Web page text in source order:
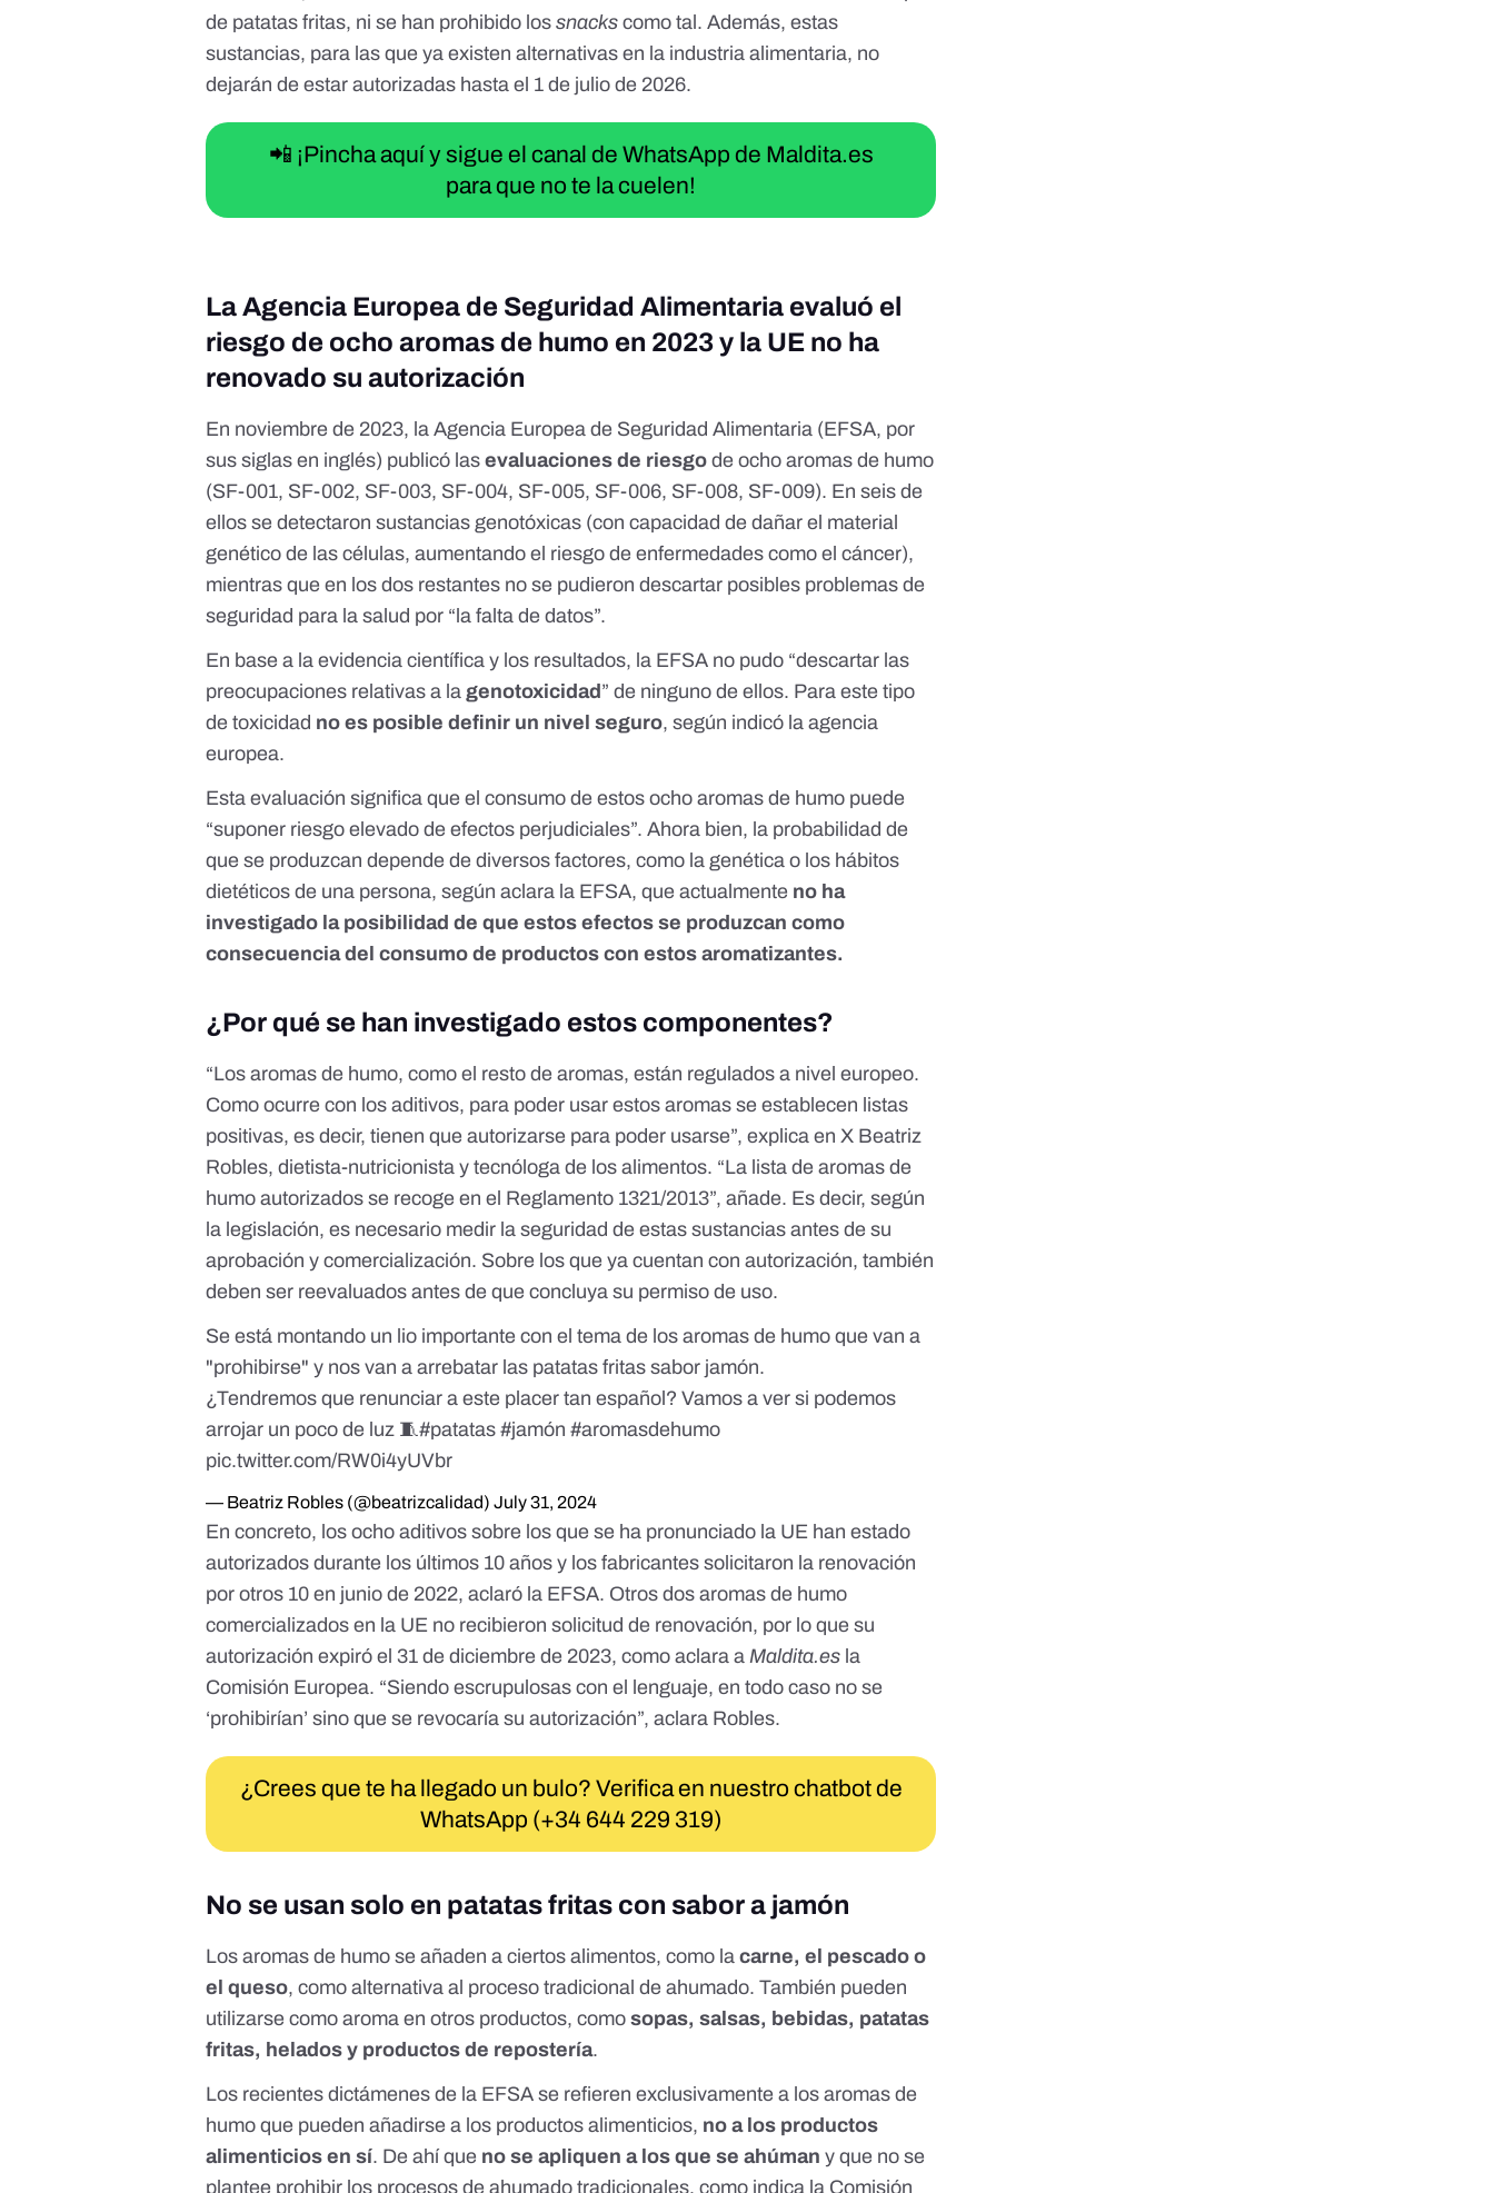
de patatas fritas, ni se han prohibido lossnackscomo tal. Además, estas
sustancias, para las que ya existen alternativas en la industria alimentaria, no
dejarán de estar autorizadas hasta el 1 de julio de 2026.
📲 ¡Pincha aquí y sigue el canal de WhatsApp de Maldita.es
para que no te la cuelen!
La Agencia Europea de Seguridad Alimentaria evaluó el
riesgo de ocho aromas de humo en 2023 y la UE no ha
renovado su autorización
En noviembre de 2023, la Agencia Europea de Seguridad Alimentaria (EFSA, por
sus siglas en inglés) publicó las evaluaciones de riesgode ochoaromas de humo
(SF-001, SF-002, SF-003, SF-004, SF-005, SF-006, SF-008, SF-009). En seis de
ellos se detectaron sustancias genotóxicas (con capacidad de dañar el material
genético de las células, aumentando el riesgo de enfermedades como el cáncer),
mientras que en los dos restantes no se pudieron descartar posibles problemas de
seguridad para la salud por “la falta de datos”.
En base a la evidencia científica y los resultados, la EFSA no pudo “descartar las
preocupaciones relativas a la genotoxicidad ” de ninguno de ellos. Para este tipo
de toxicidad no es posible definir un nivel seguro, según indicó la agencia
europea.
Esta evaluación significa que el consumo de estos ocho aromas de humo puede
“suponer riesgo elevado de efectos perjudiciales”. Ahora bien, la probabilidad de
que se produzcan depende de diversos factores, como la genética o los hábitos
dietéticos de una persona, según aclara la EFSA, que actualmente no ha
investigado la posibilidad de que estos efectos se produzcan como
consecuencia del consumo de productos con estos aromatizantes.
¿Por qué se han investigado estos componentes?
“Los aromas de humo, como el resto de aromas,están regulados a nivel europeo.
Como ocurre con los aditivos, para poder usar estos aromas se establecen listas
positivas, es decir, tienen que autorizarse para poder usarse”, explica en X Beatriz
Robles, dietista-nutricionista y tecnóloga de los alimentos. “La lista de aromas de
humo autorizados se recoge en el Reglamento 1321/2013”, añade. Es decir,según
la legislación, es necesario medir la seguridad de estas sustancias antes de su
aprobación y comercialización. Sobre los que ya cuentan con autorización, también
deben ser reevaluados antes de que concluya su permiso de uso.
Se está montando un lio importante con el tema de los aromas de humo que van a
"prohibirse" y nos van a arrebatar las patatas fritas sabor jamón.
¿Tendremos que renunciar a este placer tan español? Vamos a ver si podemos
arrojar un poco de luz 🧵#patatas #jamón #aromasdehumo
pic.twitter.com/RW0i4yUVbr
— Beatriz Robles (@beatrizcalidad)July 31, 2024
En concreto, los ocho aditivos sobre los que se ha pronunciado la UE han estado
autorizados durante los últimos 10 años y los fabricantes solicitaron la renovación
por otros 10 en junio de 2022,aclaró la EFSA. Otros dos aromas de humo
comercializados en la UE no recibieronsolicitud de renovación, por lo que su
autorización expiró el 31 de diciembre de 2023, como aclara aMaldita.es la
Comisión Europea. “Siendo escrupulosas con el lenguaje, en todo caso no se
‘prohibirían’ sino que se revocaría su autorización”, aclara Robles.
¿Crees que te ha llegado un bulo? Verifica en nuestro chatbot de
WhatsApp (+34 644 229 319)
No se usan solo en patatas fritas con sabor a jamón
Los aromas de humo se añaden aciertos alimentos, como lacarne, el pescado o
el queso, como alternativa al proceso tradicional de ahumado. También pueden
utilizarse como aroma en otros productos, comosopas, salsas, bebidas, patatas
fritas, helados y productos de repostería.
Los recientes dictámenes de la EFSA se refieren exclusivamente a los aromas de
humo que pueden añadirse a los productos alimenticios, no a los productos
alimenticios en sí. De ahí que no se apliquen a los que se ahúman y que no se
plantee prohibir los procesos de ahumado tradicionales, como indica la Comisión